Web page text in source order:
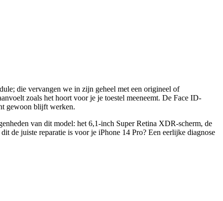
die vervangen we in zijn geheel met een origineel of
zoals het hoort voor je je toestel meeneemt. De Face ID-
gewoon blijft werken.
van dit model: het 6,1-inch Super Retina XDR-scherm, de
de juiste reparatie is voor je iPhone 14 Pro? Een eerlijke diagnose